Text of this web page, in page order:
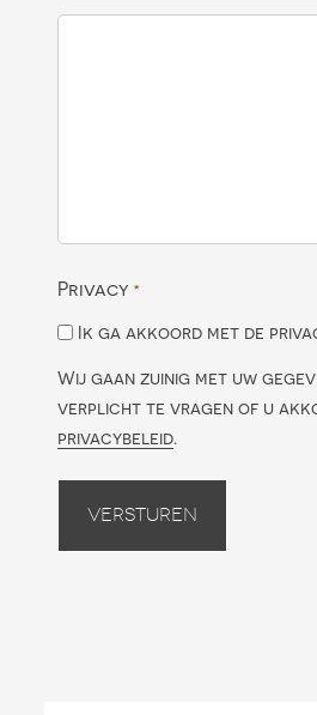
Privacy *
Ik ga akkoord met de
Wij gaan zuinig met uw
verplicht te vragen of u
privacybeleid.
Versturen